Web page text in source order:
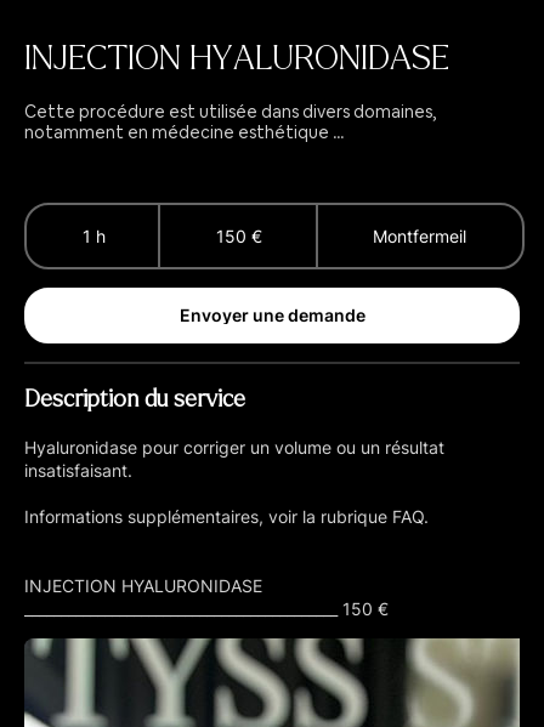
INJECTION HYALURONIDASE
Cette procédure est utilisée dans divers domaines,
notamment en médecine esthétique ...
1 h1 150 € Montfermeil
Envoyer une demande
Description du service
Hyaluronidase pour corriger un volume ou un résultat
insatisfaisant.
Informations supplémentaires, voir la rubrique FAQ.
INJECTION HYALURONIDASE
___________________________________________ 150 €